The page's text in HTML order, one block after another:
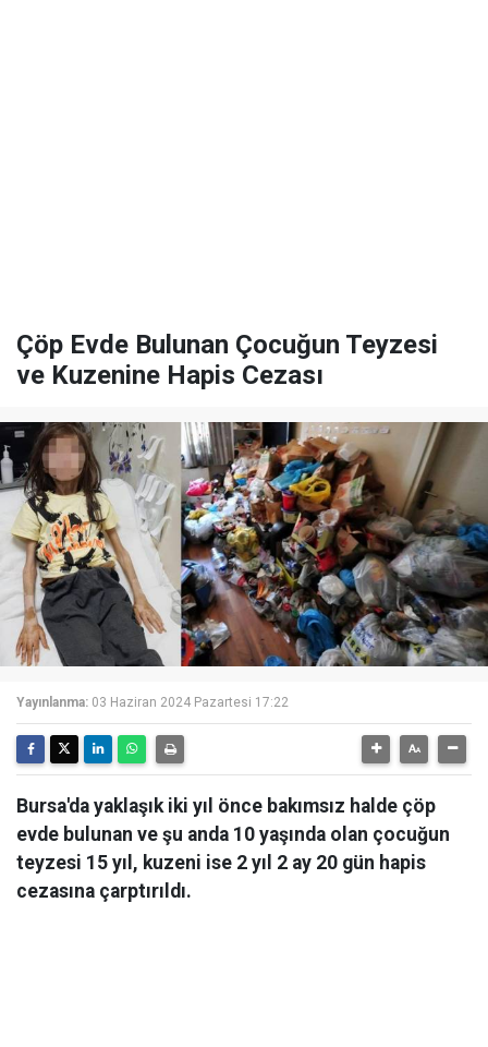
Çöp Evde Bulunan Çocuğun Teyzesi
ve Kuzenine Hapis Cezası
Yayınlanma: 03 Haziran 2024 Pazartesi 17:22
Bursa'da yaklaşık iki yıl önce bakımsız halde çöp
evde bulunan ve şu anda 10 yaşında olan çocuğun
teyzesi 15 yıl, kuzeni ise 2 yıl 2 ay 20 gün hapis
cezasına çarptırıldı.